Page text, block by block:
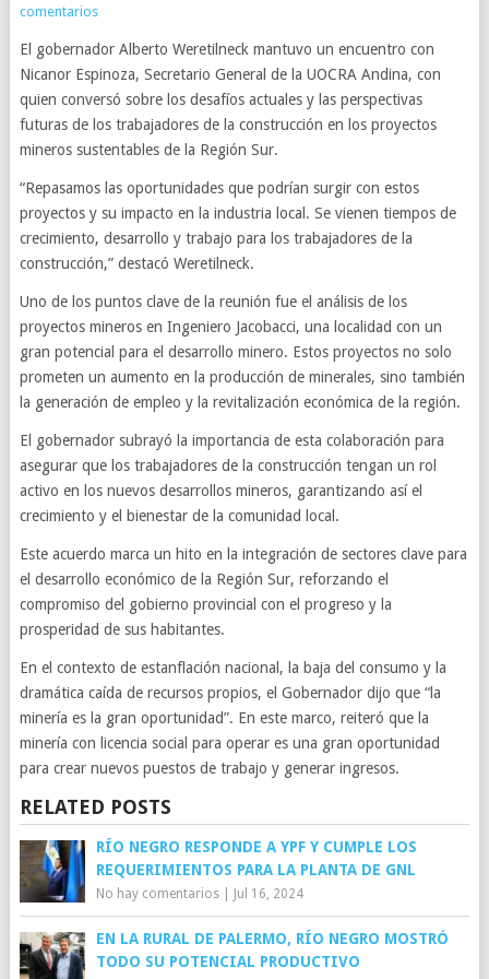
comentarios
El gobernador Alberto Weretilneck mantuvo un encuentro con
Nicanor Espinoza, Secretario General de la UOCRA Andina, con
quien conversó sobre los desafíos actuales y las perspectivas
futuras de los trabajadores de la construcción en los proyectos
mineros sustentables de la Región Sur.
“Repasamos las oportunidades que podrían surgir con estos
proyectos y su impacto en la industria local. Se vienen tiempos de
crecimiento, desarrollo y trabajo para los trabajadores de la
construcción,” destacó Weretilneck.
Uno de los puntos clave de la reunión fue el análisis de los
proyectos mineros en Ingeniero Jacobacci, una localidad con un
gran potencial para el desarrollo minero. Estos proyectos no solo
prometen un aumento en la producción de minerales, sino también
la generación de empleo y la revitalización económica de la región.
El gobernador subrayó la importancia de esta colaboración para
asegurar que los trabajadores de la construcción tengan un rol
activo en los nuevos desarrollos mineros, garantizando así el
crecimiento y el bienestar de la comunidad local.
Este acuerdo marca un hito en la integración de sectores clave para
el desarrollo económico de la Región Sur, reforzando el
compromiso del gobierno provincial con el progreso y la
prosperidad de sus habitantes.
En el contexto de estanflación nacional, la baja del consumo y la
dramática caída de recursos propios, el Gobernador dijo que “la
minería es la gran oportunidad”. En este marco, reiteró que la
minería con licencia social para operar es una gran oportunidad
para crear nuevos puestos de trabajo y generar ingresos.
RELATED POSTS
RÍO NEGRO RESPONDE A YPF Y CUMPLE LOS
REQUERIMIENTOS PARA LA PLANTA DE GNL
No hay comentarios| Jul 16, 2024
EN LA RURAL DE PALERMO, RÍO NEGRO MOSTRÓ
TODO SU POTENCIAL PRODUCTIVO